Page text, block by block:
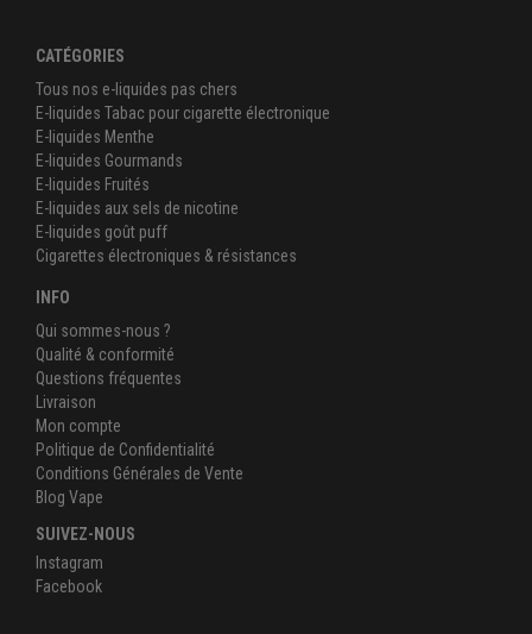
CATÉGORIES
Tous nos e-liquides pas chers
E-liquides Tabac pour cigarette électronique
E-liquides Menthe
E-liquides Gourmands
E-liquides Fruités
E-liquides aux sels de nicotine
E-liquides goût puff
Cigarettes électroniques & résistances
INFO
Qui sommes-nous ?
Qualité & conformité
Questions fréquentes
Livraison
Mon compte
Politique de Confidentialité
Conditions Générales de Vente
Blog Vape
SUIVEZ-NOUS
Instagram
Facebook